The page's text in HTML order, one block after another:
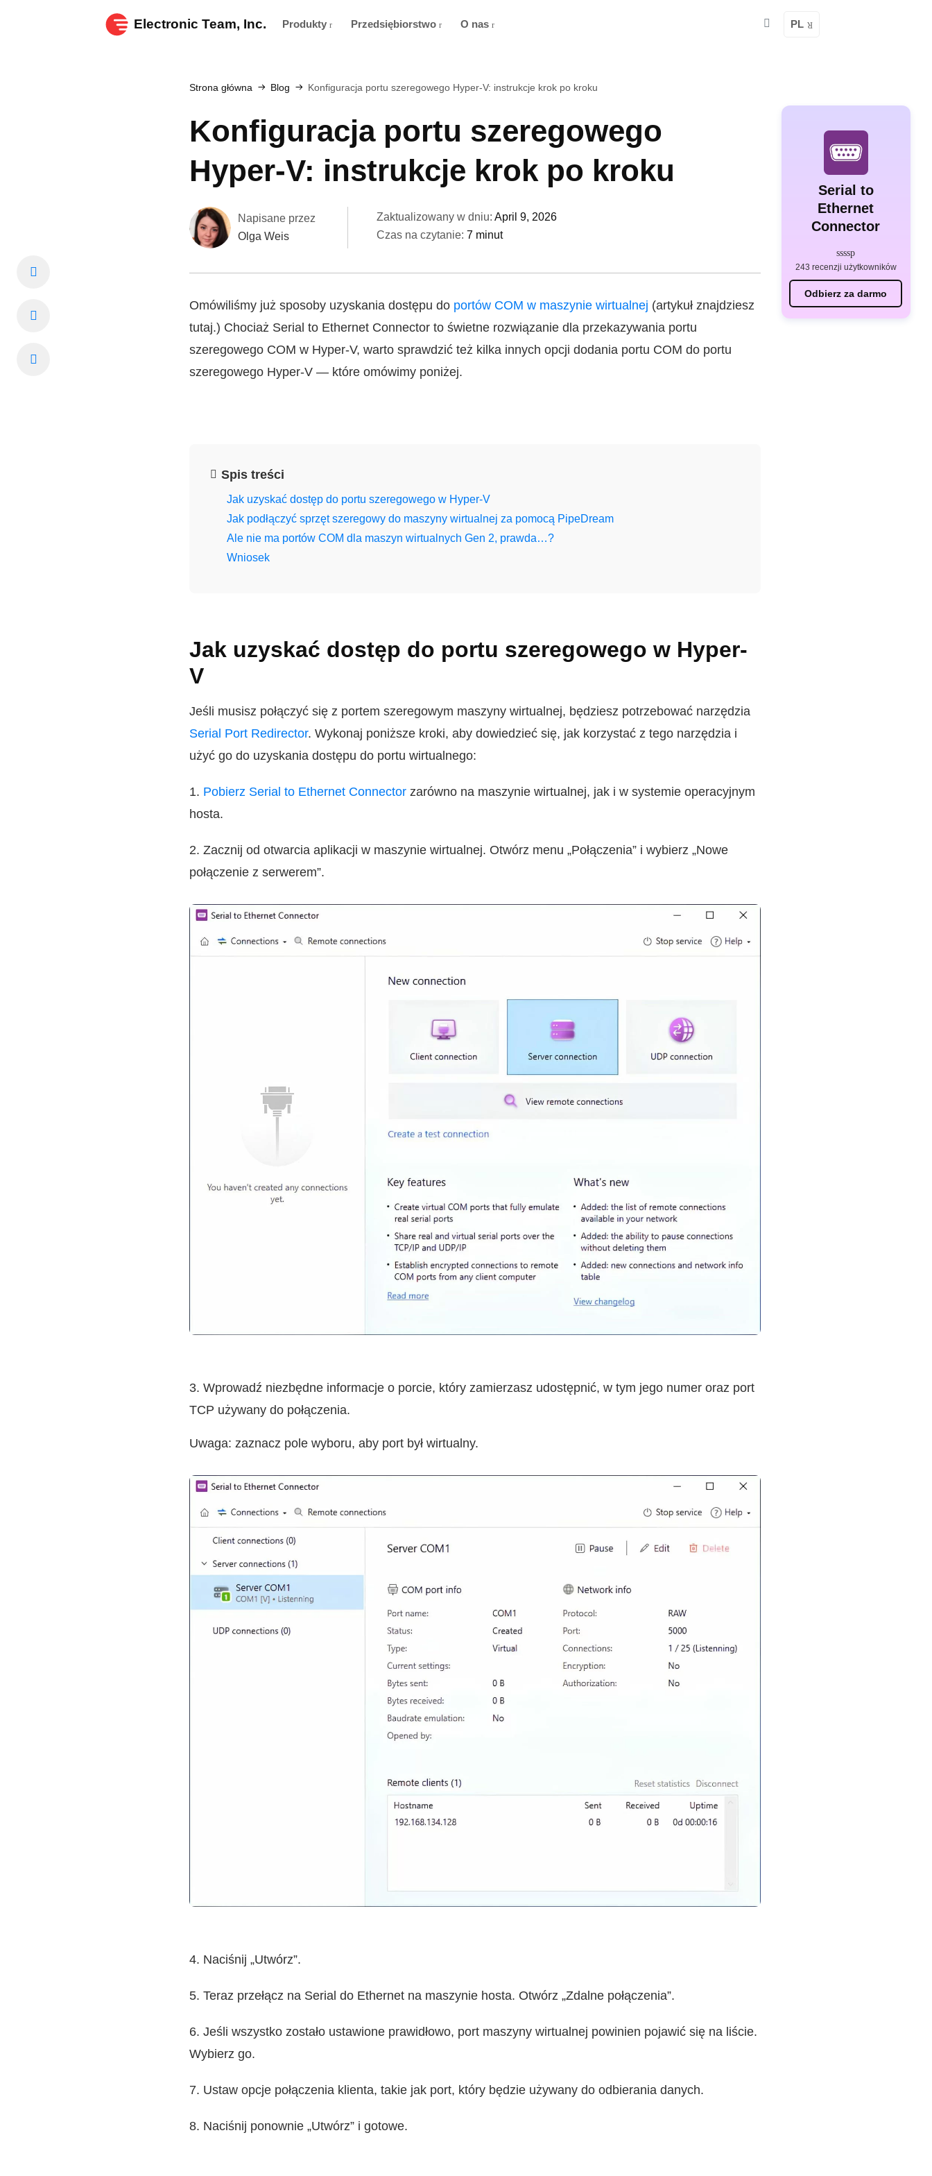
Electronic Team, Inc. Produkty Przedsiębiorstwo O nas PL
Strona główna Blog Konfiguracja portu szeregowego Hyper-V: instrukcje krok po kroku
Konfiguracja portu szeregowego
Hyper-V: instrukcje krok po kroku
Napisane przez
Olga Weis
Zaktualizowany w dniu: April 9, 2026
Czas na czytanie: 7 minut
Omówiliśmy już sposoby uzyskania dostępu do portów COM w maszynie wirtualnej (artykuł znajdziesz
tutaj.) Chociaż Serial to Ethernet Connector to świetne rozwiązanie dla przekazywania portu
szeregowego COM w Hyper-V, warto sprawdzić też kilka innych opcji dodania portu COM do portu
szeregowego Hyper-V — które omówimy poniżej.
Spis treści
Jak uzyskać dostęp do portu szeregowego w Hyper-V
Jak podłączyć sprzęt szeregowy do maszyny wirtualnej za pomocą PipeDream
Ale nie ma portów COM dla maszyn wirtualnych Gen 2, prawda…?
Wniosek
Jak uzyskać dostęp do portu szeregowego w Hyper-
V
Jeśli musisz połączyć się z portem szeregowym maszyny wirtualnej, będziesz potrzebować narzędzia
Serial Port Redirector. Wykonaj poniższe kroki, aby dowiedzieć się, jak korzystać z tego narzędzia i
użyć go do uzyskania dostępu do portu wirtualnego:
1. Pobierz Serial to Ethernet Connector zarówno na maszynie wirtualnej, jak i w systemie operacyjnym
hosta.
2. Zacznij od otwarcia aplikacji w maszynie wirtualnej. Otwórz menu „Połączenia” i wybierz „Nowe
połączenie z serwerem”.
3. Wprowadź niezbędne informacje o porcie, który zamierzasz udostępnić, w tym jego numer oraz port
TCP używany do połączenia.
Uwaga: zaznacz pole wyboru, aby port był wirtualny.
4. Naciśnij „Utwórz”.
5. Teraz przełącz na Serial do Ethernet na maszynie hosta. Otwórz „Zdalne połączenia”.
6. Jeśli wszystko zostało ustawione prawidłowo, port maszyny wirtualnej powinien pojawić się na liście.
Wybierz go.
7. Ustaw opcje połączenia klienta, takie jak port, który będzie używany do odbierania danych.
8. Naciśnij ponownie „Utwórz” i gotowe.
Serial to
Ethernet
Connector
243 recenzji użytkowników
Odbierz za darmo